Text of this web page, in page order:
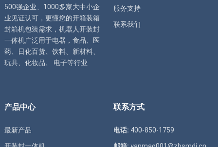
500强企业、1000多家大中小企
业见证认可，更懂您的开箱装箱
封箱机包装需求， 机器人开装封
一体机广泛用于电器，食品、医
药、日化百货、饮料、新材料、
玩具、化妆品、 电子等行业
服务支持
联系我们
产品中心
最新产品
联系方式
电话: 400-850-1759